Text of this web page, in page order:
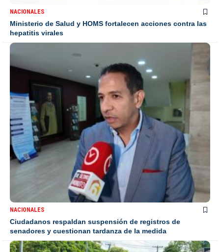
NACIONALES
Ministerio de Salud y HOMS fortalecen acciones contra las
hepatitis virales
NACIONALES
Ciudadanos respaldan suspensión de registros de
senadores y cuestionan tardanza de la medida